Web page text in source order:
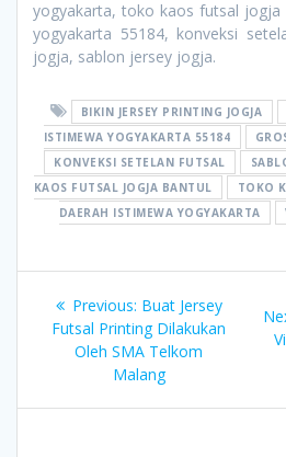
yogyakarta, toko kaos futsal jogja
yogyakarta 55184, konveksi
jogja, sablon jersey jogja.
BIKIN JERSEY PRINTING JOGJA
ISTIMEWA YOGYAKARTA 55184
KONVEKSI SETELAN FUTSAL
KAOS FUTSAL JOGJA BANTUL
TOKO
DAERAH ISTIMEWA YOGYAKARTA
Post
navigation
Previous: Previous
post:
Buat Jersey
Futsal Printing Dilakukan
Oleh SMA Telkom
Malang